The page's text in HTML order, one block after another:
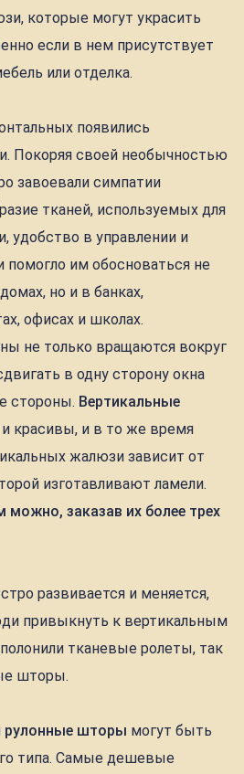
которые могут украсить
если в нем присутствует
или отделка.
появились
Покоряя своей необычностью
завоевали симпатии
тканей, используемых для
удобство в управлении и
им обосноваться не
но и в банках,
офисах и школах.
не только вращаются вокруг
в одну сторону окна
стороны. Вертикальные
красивы, и в то же время
жалюзи зависит от
изготавливают ламели.
заказав их более трех
развивается и меняется,
привыкнуть к вертикальным
тканевые ролеты, так
шторы.
рулонные шторы могут быть
типа. Самые дешевые